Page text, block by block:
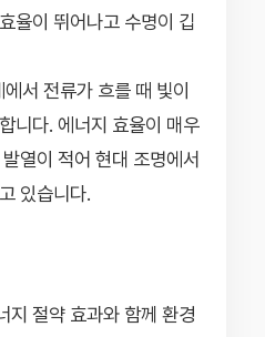
율이 뛰어나고 수명이 깁
에서 전류가 흐를 때 빛이
니다. 에너지 효율이 매우
열이 적어 현대 조명에서
있습니다.
지 절약 효과와 함께 환경